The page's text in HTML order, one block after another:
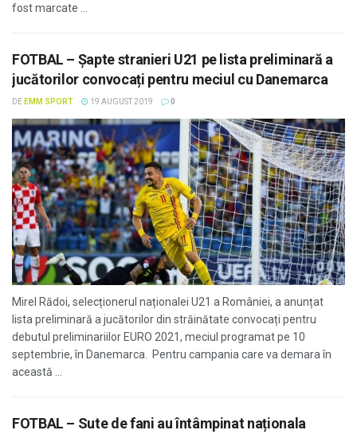
fost marcate ...
FOTBAL – Șapte stranieri U21 pe lista preliminară a
jucătorilor convocați pentru meciul cu Danemarca
DE EMM SPORT 19 AUGUST 2019 0
Mirel Rădoi, selecționerul naționalei U21 a României, a anunțat
lista preliminară a jucătorilor din străinătate convocați pentru
debutul preliminariilor EURO 2021, meciul programat pe 10
septembrie, în Danemarca. Pentru campania care va demara în
această ...
FOTBAL – Sute de fani au întâmpinat naționala